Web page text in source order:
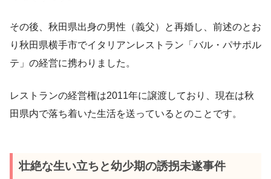
その後、秋田県出身の男性（義父）と再婚し、前述のとお
り秋田県横手市でイタリアンレストラン「バル・パサポル
テ」の経営に携わりました。
レストランの経営権は2011年に譲渡しており、現在は秋
田県内で落ち着いた生活を送っているとのことです。
壮絶な生い立ちと幼少期の誘拐未遂事件